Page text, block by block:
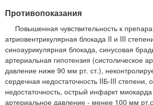
Противопоказания
Повышенная чувствительность к
атриовентрикулярная блокада II и III
синоаурикулярная блокада, синусовая
артериальная гипотензия (систолическое
давление ниже 90 мм рт. ст.),
сердечная недостаточность IIБ-III степени,
недостаточность, острый инфаркт
артериальное давление - менее 100 мм